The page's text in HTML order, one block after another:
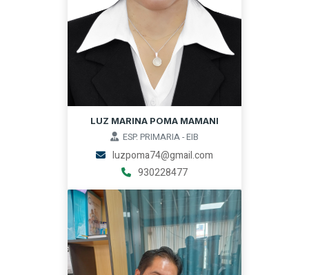
LUZ MARINA POMA MAMANI
ESP. PRIMARIA - EIB
luzpoma74@gmail.com
930228477